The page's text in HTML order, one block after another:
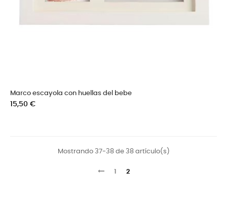
Marco escayola con huellas del bebe
Precio
15,50 €
Mostrando 37-38 de 38 artículo(s)
1 2